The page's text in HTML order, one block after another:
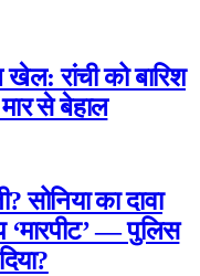
रांची को बारिश
से बेहाल
सोनिया का दावा
‘मारपीट’ — पुलिस